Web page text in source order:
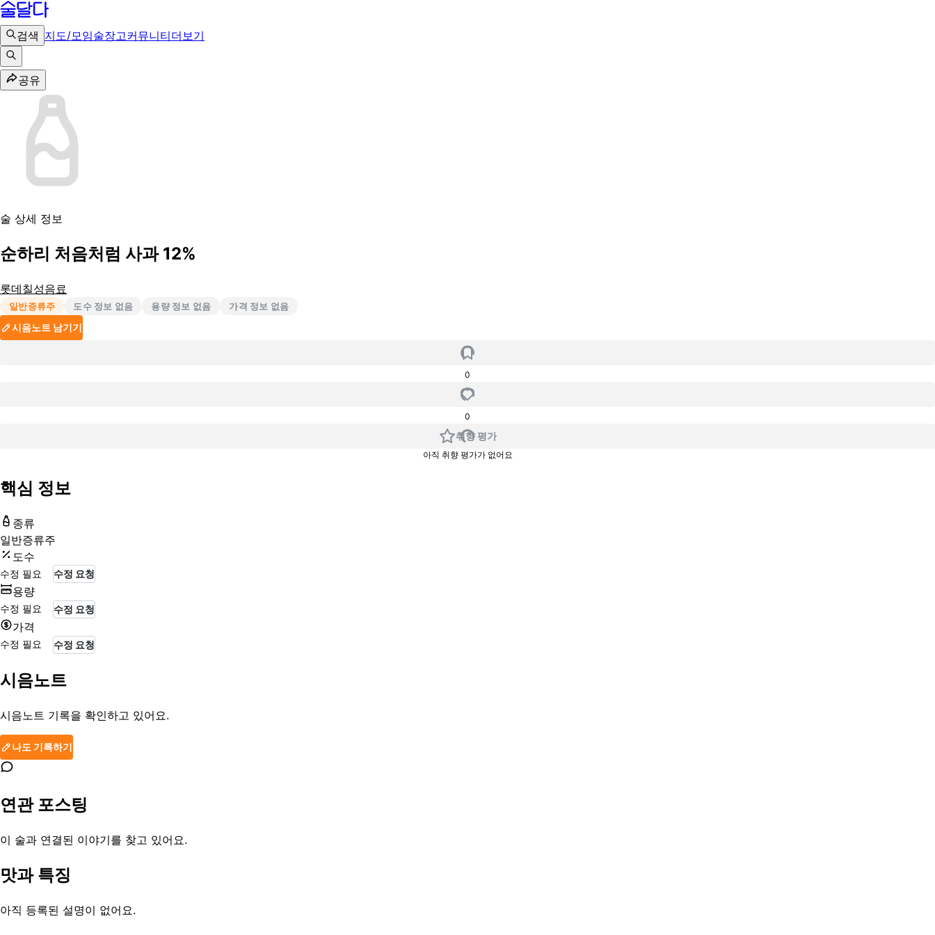
검색 지도/모임술장고커뮤니티더보기
공유
술 상세 정보
순하리 처음처럼 사과 12%
롯데칠성음료
일반증류주 도수 정보 없음 용량 정보 없음 가격 정보 없음
시음노트 남기기
0
0
취향 평가
아직 취향 평가가 없어요
핵심 정보
종류
일반증류주
도수
수정 필요 수정 요청
용량
수정 필요 수정 요청
가격
수정 필요 수정 요청
시음노트
시음노트 기록을 확인하고 있어요.
나도 기록하기
연관 포스팅
이 술과 연결된 이야기를 찾고 있어요.
맛과 특징
아직 등록된 설명이 없어요.